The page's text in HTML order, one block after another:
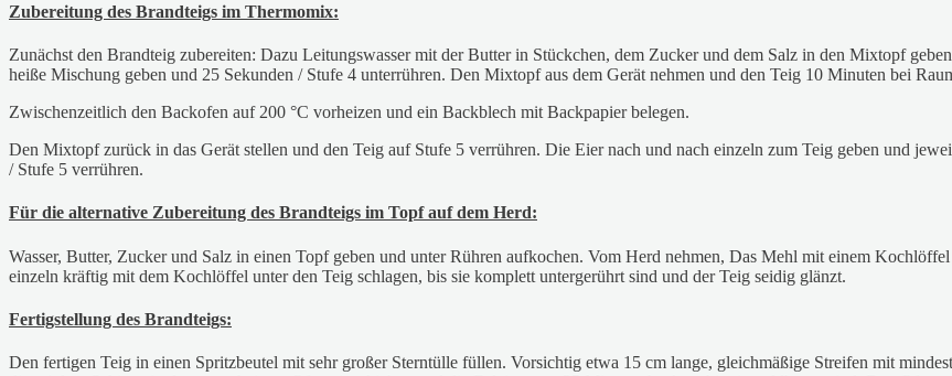
Zubereitung des Brandteigs im Thermomix:
Zunächst den Brandteig zubereiten: Dazu Leitungswasser mit der Butter in Stückchen, dem Zucker und dem Salz in den Mixtopf
heiße Mischung geben und 25 Sekunden / Stufe 4 unterrühren. Den Mixtopf aus dem Gerät nehmen und den Teig 10 Minuten bei
Zwischenzeitlich den Backofen auf 200 °C vorheizen und ein Backblech mit Backpapier belegen.
Den Mixtopf zurück in das Gerät stellen und den Teig auf Stufe 5 verrühren. Die Eier nach und nach einzeln zum Teig geben und
/ Stufe 5 verrühren.
Für die alternative Zubereitung des Brandteigs im Topf auf dem Herd:
Wasser, Butter, Zucker und Salz in einen Topf geben und unter Rühren aufkochen. Vom Herd nehmen, Das Mehl mit einem
einzeln kräftig mit dem Kochlöffel unter den Teig schlagen, bis sie komplett untergerührt sind und der Teig seidig glänzt.
Fertigstellung des Brandteigs:
Den fertigen Teig in einen Spritzbeutel mit sehr großer Sterntülle füllen. Vorsichtig etwa 15 cm lange, gleichmäßige Streifen mit